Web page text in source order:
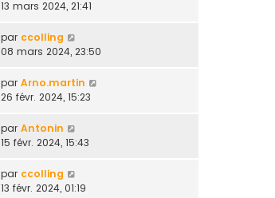
13 mars 2024, 21:41
par ccolling
08 mars 2024, 23:50
par Arno.martin
26 févr. 2024, 15:23
par Antonin
15 févr. 2024, 15:43
par ccolling
13 févr. 2024, 01:19